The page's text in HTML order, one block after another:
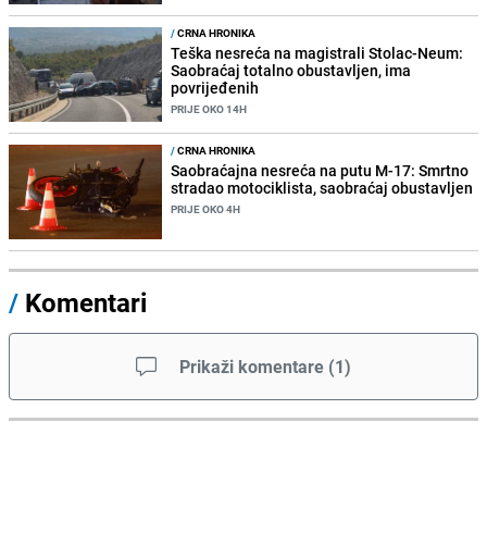
/CRNA HRONIKA
Teška nesreća na magistrali Stolac-Neum:
Saobraćaj totalno obustavljen, ima
povrijeđenih
PRIJE OKO 14H
/CRNA HRONIKA
Saobraćajna nesreća na putu M-17: Smrtno
stradao motociklista, saobraćaj obustavljen
PRIJE OKO 4H
/ Komentari
Prikaži komentare (1)